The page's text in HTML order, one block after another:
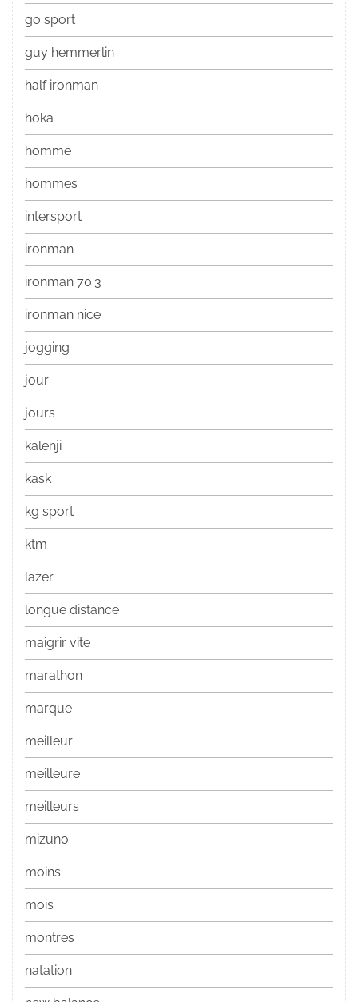
go sport
guy hemmerlin
half ironman
hoka
homme
hommes
intersport
ironman
ironman 70.3
ironman nice
jogging
jour
jours
kalenji
kask
kg sport
ktm
lazer
longue distance
maigrir vite
marathon
marque
meilleur
meilleure
meilleurs
mizuno
moins
mois
montres
natation